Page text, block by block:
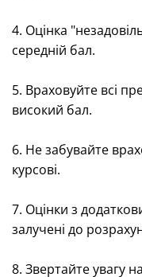
4. Оцінка
середній бал.
5. Враховуйте всі
високий бал.
6. Не забувайте
курсові.
7. Оцінки з
залучені до
8. Звертайте увагу